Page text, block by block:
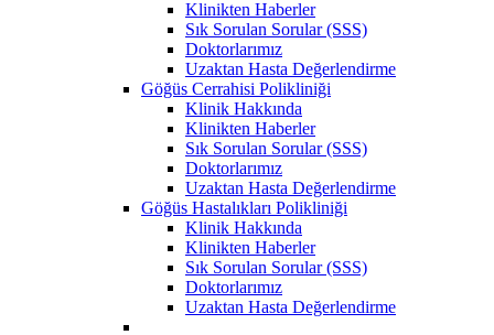
Klinikten Haberler
Sık Sorulan Sorular (SSS)
Doktorlarımız
Uzaktan Hasta Değerlendirme
Göğüs Cerrahisi Polikliniği
Klinik Hakkında
Klinikten Haberler
Sık Sorulan Sorular (SSS)
Doktorlarımız
Uzaktan Hasta Değerlendirme
Göğüs Hastalıkları Polikliniği
Klinik Hakkında
Klinikten Haberler
Sık Sorulan Sorular (SSS)
Doktorlarımız
Uzaktan Hasta Değerlendirme